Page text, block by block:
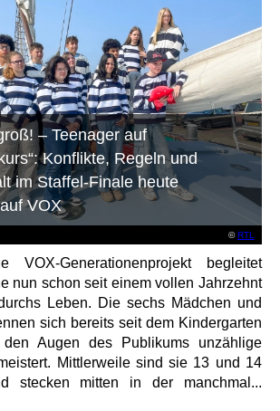
©RTL
– Teenager auf
Konflikte, Regeln und
im Staffel-Finale heute
VOX
VOX-Generationenprojekt begleitet
nun schon seit einem vollen Jahrzehnt
Leben. Die sechs Mädchen und
sich bereits seit dem Kindergarten
Augen des Publikums unzählige
Mittlerweile sind sie 13 und 14
stecken mitten in der manchmal...